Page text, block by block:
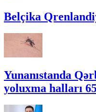
Belçika
Yunanıstanda
yoluxma halları